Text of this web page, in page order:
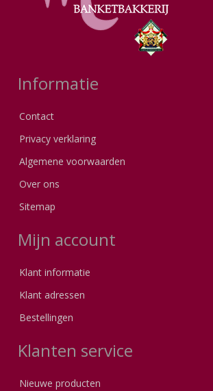
Informatie
Contact
Privacy verklaring
Algemene voorwaarden
Over ons
Sitemap
Mijn account
Klant informatie
Klant adressen
Bestellingen
Klanten service
Nieuwe producten